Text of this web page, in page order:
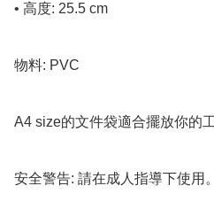
• 高度: 25.5 cm
物料: PVC
A4 size的文件袋適合擺放你的
安全警告: 請在成人指導下使用。